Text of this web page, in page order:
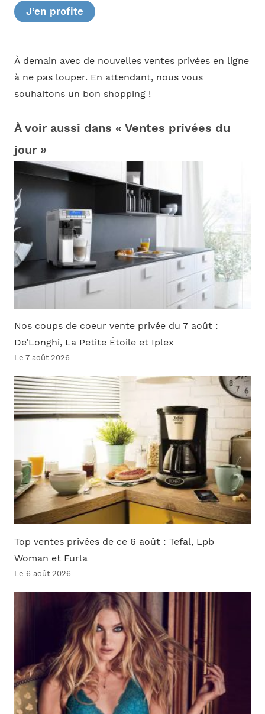
J’en profite
À demain avec de nouvelles ventes privées en ligne
à ne pas louper. En attendant, nous vous
souhaitons un bon shopping !
À voir aussi dans « Ventes privées du
jour »
Nos coups de coeur vente privée du 7 août :
De’Longhi, La Petite Étoile et Iplex
Le 7 août 2026
Top ventes privées de ce 6 août : Tefal, Lpb
Woman et Furla
Le 6 août 2026